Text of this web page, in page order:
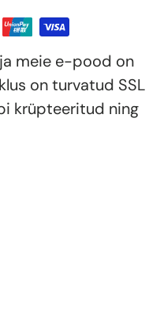
meie e-pood on
on turvatud SSL
krüpteeritud ning